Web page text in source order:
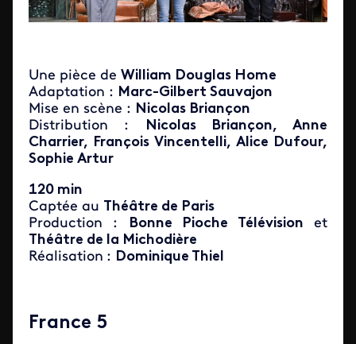
Une pièce de William Douglas Home
Adaptation : Marc-Gilbert Sauvajon
Mise en scène : Nicolas Briançon
Distribution :
Nicolas Briançon, Anne
Charrier, François Vincentelli, Alice Dufour,
Sophie Artur
120 min
Captée au Théâtre de Paris
Production
: Bonne Pioche Télévisionet
Théâtre de la Michodière
Réalisation : Dominique Thiel
France 5